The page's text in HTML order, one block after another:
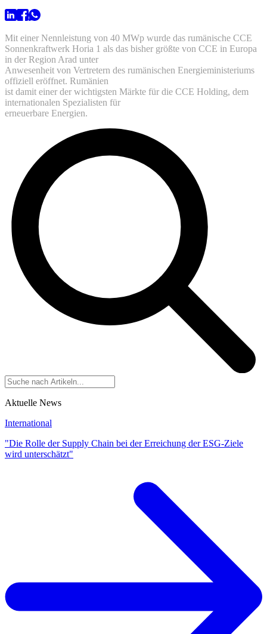
Mit einer Nennleistung von 40 MWp wurde das rumänische CCE
Sonnenkraftwerk Horia 1 als das bisher größte von CCE in Europa
in der Region Arad unter
Anwesenheit von Vertretern des rumänischen Energieministeriums
offiziell eröffnet. Rumänien
ist damit einer der wichtigsten Märkte für die CCE Holding, dem
internationalen Spezialisten für
erneuerbare Energien.
Aktuelle News
International
"Die Rolle der Supply Chain bei der Erreichung der ESG-Ziele
wird unterschätzt"